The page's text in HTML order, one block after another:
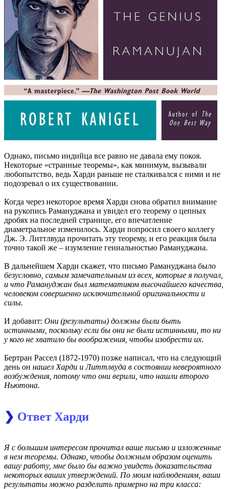
Однако, письмо индийца все равно не давала ему покоя.
Некоторые «странные теоремы», как минимум, вызывали
любопытство, ведь Харди раньше не сталкивался с ними и не
подозревал о их существовании.
Когда через некоторое время Харди снова обратил внимание
на рукопись Рамануджана и увидел его теорему о цепных
дробях на последней странице, его впечатление
диаметральное изменилось. Харди попросил своего коллегу
Дж. Э. Литтлвуда прочитать эту теорему, и его реакция была
точно такой же – изумление гениальностью Рамануджана.
В дальнейшем Харди скажет, что письмо Рамануджана было
безусловно, самым замечательным из всех, которые я получал,
и что Рамануджан был математиком высочайшего качества,
человеком совершенно исключительной оригинальности и
силы.
И добавит: Они (результаты) должны были быть
истинными, поскольку если бы они не были истинными, то ни
у кого не хватило бы воображения, чтобы изобрести их.
Бертран Рассел (1872-1970) позже написал, что на следующий
день он нашел Харди и Литтлвуда в состоянии невероятного
возбуждения, потому что они верили, что нашли второго
Ньютона.
❯ Ответ Харди
Я с большим интересом прочитал ваше письмо и изложенные
в нем теоремы. Однако, чтобы должным образом оценить
вашу работу, мне было бы важно увидеть доказательства
некоторых ваших утверждений. По моим наблюдениям, ваши
результаты можно разделить примерно на три класса: